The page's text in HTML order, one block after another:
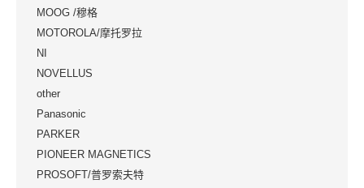
MOOG /穆格
MOTOROLA/摩托罗拉
NI
NOVELLUS
other
Panasonic
PARKER
PIONEER MAGNETICS
PROSOFT/普罗索夫特